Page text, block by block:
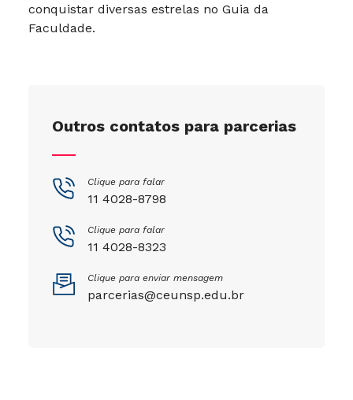
conquistar diversas estrelas no Guia da
Faculdade.
Outros contatos para parcerias
Clique para falar
11 4028-8798
Clique para falar
11 4028-8323
Clique para enviar mensagem
parcerias@ceunsp.edu.br